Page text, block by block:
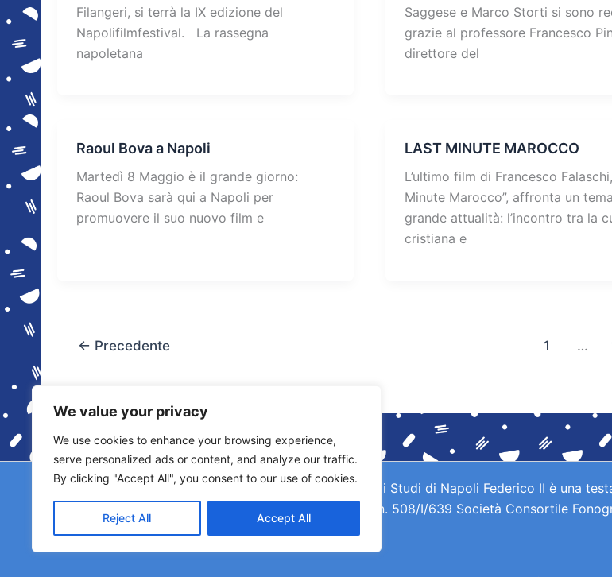
We value your privacy
We use cookies to enhance your browsing experience,
serve personalized ads or content, and analyze our traffic.
By clicking "Accept All", you consent to our use of cookies.
Reject All Accept All
Filangeri, si terrà la IX edizione del
Napolifilmfestival. La rassegna
napoletana
Saggese e Marco Storti si sono
grazie al professore Francesco
direttore del
Raoul Bova a Napoli
Martedì 8 Maggio è il grande giorno:
Raoul Bova sarà qui a Napoli per
promuovere il suo nuovo film e
LAST MINUTE MAROCCO
L’ultimo film di Francesco
Minute Marocco”, affronta un
grande attualità: l’incontro tra la
cristiana e
← Precedente 1 …
Copyright © 2026 © F2 Radio Lab - Università degli Studi di Napoli Federico II è una
Licenza SIAE n. 508/I/639 Società Consortile